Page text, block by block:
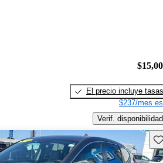
El precio incluye tasas
$237/mes
Verif. disponibilidad